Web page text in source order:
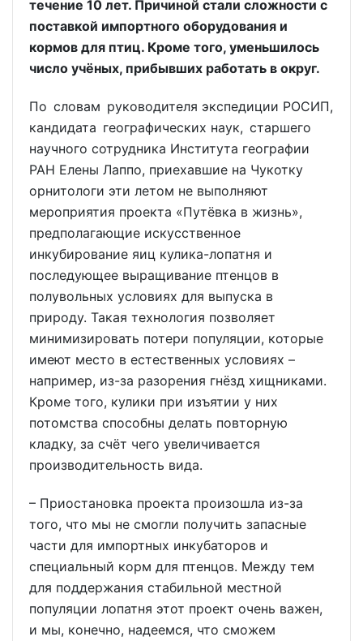
течение 10 лет. Причиной стали сложности с
поставкой импортного оборудования и
кормов для птиц. Кроме того, уменьшилось
число учёных, прибывших работать в округ.
По словам руководителя экспедиции РОСИП,
кандидата географических наук, старшего
научного сотрудника Института географии
РАН Елены Лаппо, приехавшие на Чукотку
орнитологи эти летом не выполняют
мероприятия проекта «Путёвка в жизнь»,
предполагающие искусственное
инкубирование яиц кулика-лопатня и
последующее выращивание птенцов в
полувольных условиях для выпуска в
природу. Такая технология позволяет
минимизировать потери популяции, которые
имеют место в естественных условиях –
например, из-за разорения гнёзд хищниками.
Кроме того, кулики при изъятии у них
потомства способны делать повторную
кладку, за счёт чего увеличивается
производительность вида.
– Приостановка проекта произошла из-за
того, что мы не смогли получить запасные
части для импортных инкубаторов и
специальный корм для птенцов. Между тем
для поддержания стабильной местной
популяции лопатня этот проект очень важен,
и мы, конечно, надеемся, что сможем